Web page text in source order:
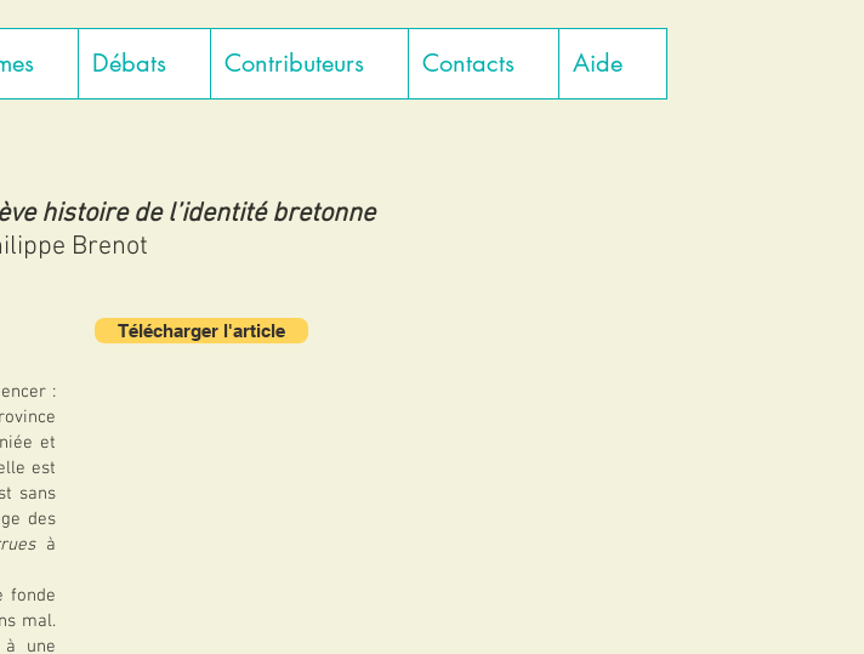
Débats Contributeurs Contacts Aide
histoire de l’identité bretonne
Brenot
:
et
est
sans
des
à
fonde
mal.
une
Télécharger l'article